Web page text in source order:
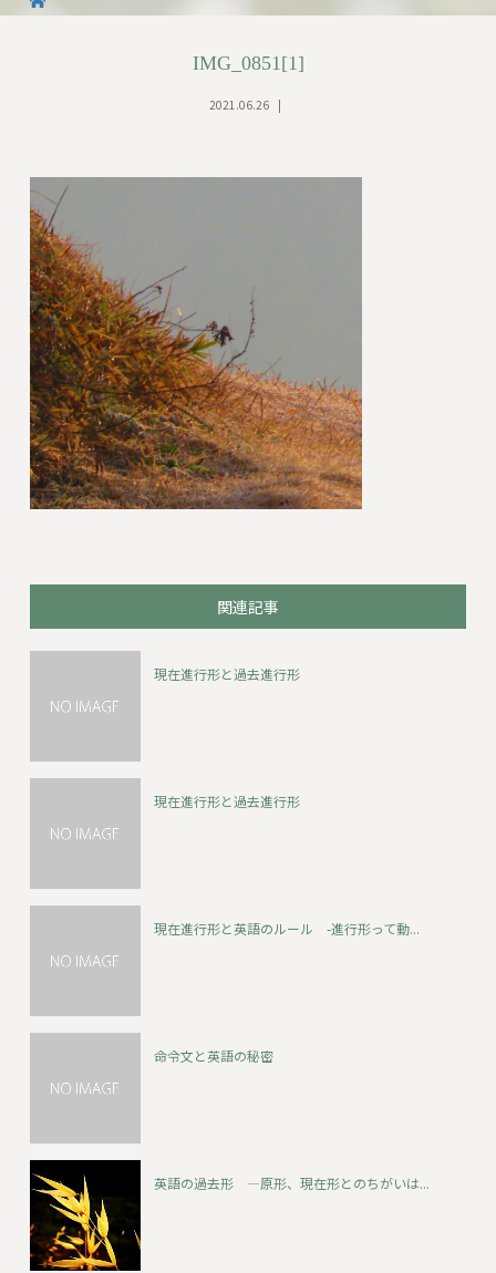
IMG_0851[1]
2021.06.26
関連記事
現在進行形と過去進行形
現在進行形と過去進行形
現在進行形と英語のルール -進行形って動...
命令文と英語の秘密
英語の過去形 ―原形、現在形とのちがいは...